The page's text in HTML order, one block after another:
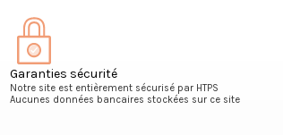
Garanties sécurité
Notre site est entièrement sécurisé par HTPS
Aucunes données bancaires stockées sur ce site